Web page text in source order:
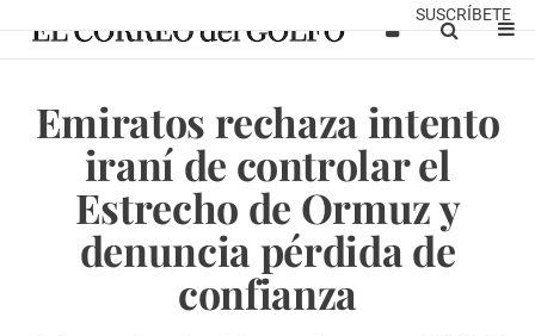
SUSCRÍBETE
Emiratos rechaza intento
iraní de controlar el
Estrecho de Ormuz y
denuncia pérdida de
confianza